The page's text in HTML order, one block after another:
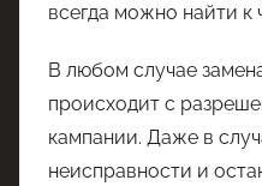
всегда можно найти к
В любом случае
происходит с
кампании. Даже в
неисправности и